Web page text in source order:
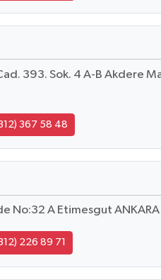
393. Sok. 4 A-B Akdere
367 58 48
No:32 A Etimesgut ANKARA
226 89 71